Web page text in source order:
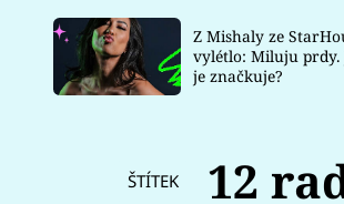
Z Mishaly ze
vylétlo: Miluju prdy.
je značkuje?
ŠTÍTEK 12